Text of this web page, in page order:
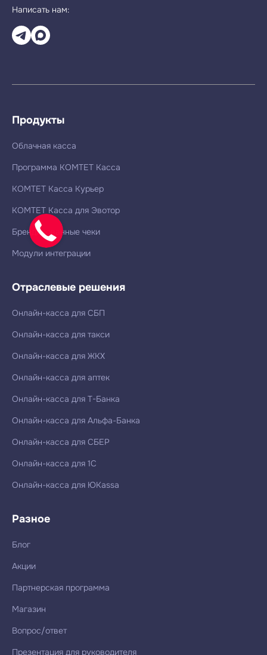
Написать нам:
Продукты
Облачная касса
Программа КОМТЕТ Касса
КОМТЕТ Касса Курьер
КОМТЕТ Касса для Эвотор
Брендированные чеки
Модули интеграции
Отраслевые решения
Онлайн-касса для СБП
Онлайн-касса для такси
Онлайн-касса для ЖКХ
Онлайн-касса для аптек
Онлайн-касса для Т-Банка
Онлайн-касса для Альфа-Банка
Онлайн-касса для СБЕР
Онлайн-касса для 1С
Онлайн-касса для ЮKassa
Разное
Блог
Акции
Партнерская программа
Магазин
Вопрос/ответ
Презентация для руководителя